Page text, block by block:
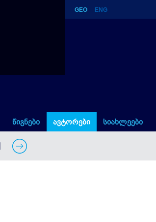
GEO ENG
წიგნები ავტორები სიახლეები